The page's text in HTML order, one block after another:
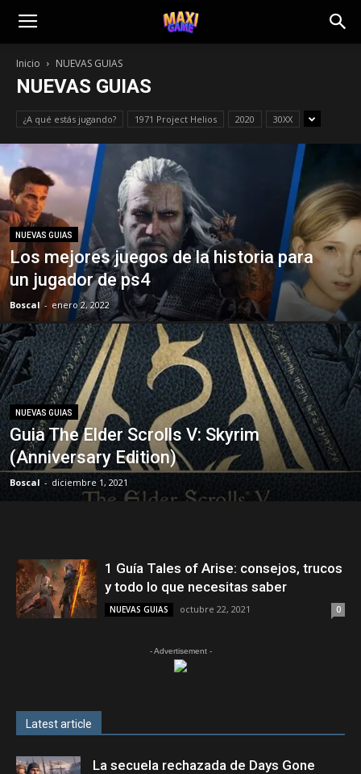
Inicio NUEVAS GUIAS
NUEVAS GUIAS
¿A qué estás jugando? 1971 Project Helios 2020 30XX
NUEVAS GUIAS
Los mejores juegos de la historia para
un jugador de ps4
Boscal - enero 2, 2022
NUEVAS GUIAS
Guia The Elder Scrolls V: Skyrim
(Anniversary Edition)
Boscal - diciembre 1, 2021
1 Guía Tales of Arise: consejos, trucos
y todo lo que necesitas saber
NUEVAS GUIAS octubre 22, 2021 0
- Advertisement -
Latest article
La secuela rechazada de Days Gone